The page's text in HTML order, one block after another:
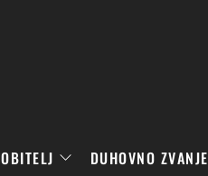
OBITELJ DUHOVNO ZVANJE